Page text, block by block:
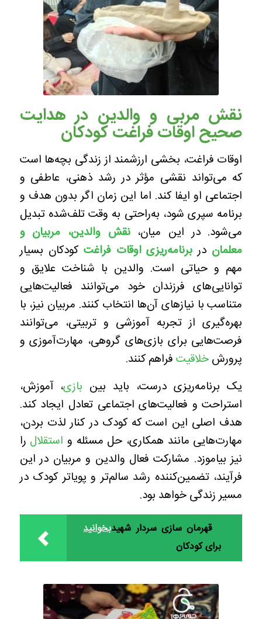
نقش مربی و والدین در هدایت
صحیح اوقات فراغت کودکان
اوقات فراغت، بخشی ارزشمند از زندگی بچه‌ها است
که می‌تواند نقشی مؤثر در رشد ذهنی، عاطفی و
اجتماعی او ایفا کند. اما این زمان اگر بدون هدف و
برنامه سپری شود، به‌راحتی به وقت تلف‌شده تبدیل
می‌شود. در این میان،نقش والدین، مربیان و
معلمان در برنامه‌ریزی اوقات فراغت کودکان بسیار
مهم و حیاتی است. والدین با شناخت علایق و
توانایی‌های فرزندان خود می‌توانند فعالیت‌هایی
متناسب با نیازهای آن‌ها انتخاب کنند. مربیان نیز، با
بهره‌گیری از تجربه آموزشی و تربیتی، می‌توانند
فرصت‌هایی برای بازی‌های گروهی، مهارت‌آموزی و
پرورشخلاقیتفراهم کنند.
یک برنامه‌ریزی درست، باید بین بازی، آموزش،
استراحت و فعالیت‌های اجتماعی تعادل ایجاد کند.
هدف اصلی این است که کودک در کنار لذت بردن،
مهارت‌هایی مانند همکاری، حل مسئله و استقلال را
نیز بیاموزد. مشارکت فعال والدین و مربیان در این
فرآیند، تضمین‌کننده رشد سالم‌تر و پویاتر کودک در
مسیر زندگی خواهد بود.
بخوانیدقهرمان سازی سردار شهید
برای کودکان